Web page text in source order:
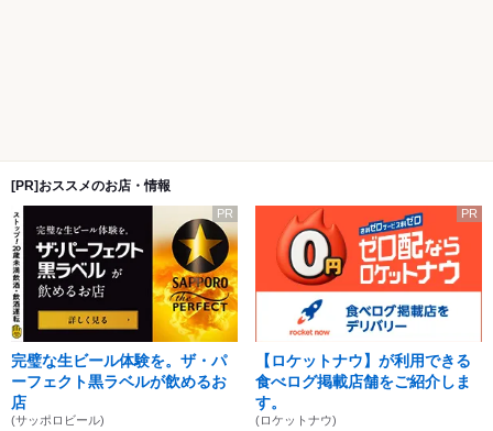
[PR]おススメのお店・情報
PR
完璧な生ビール体験を。ザ・パ
ーフェクト黒ラベルが飲めるお
店
(サッポロビール)
PR
【ロケットナウ】が利用できる
食べログ掲載店舗をご紹介しま
す。
(ロケットナウ)